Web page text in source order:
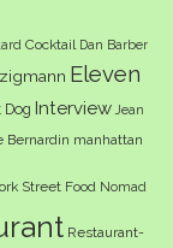
Cocktail Dan Barber
Eleven
Dog Interview Jean
Bernardin manhattan
Street Food Nomad
Restaurant-